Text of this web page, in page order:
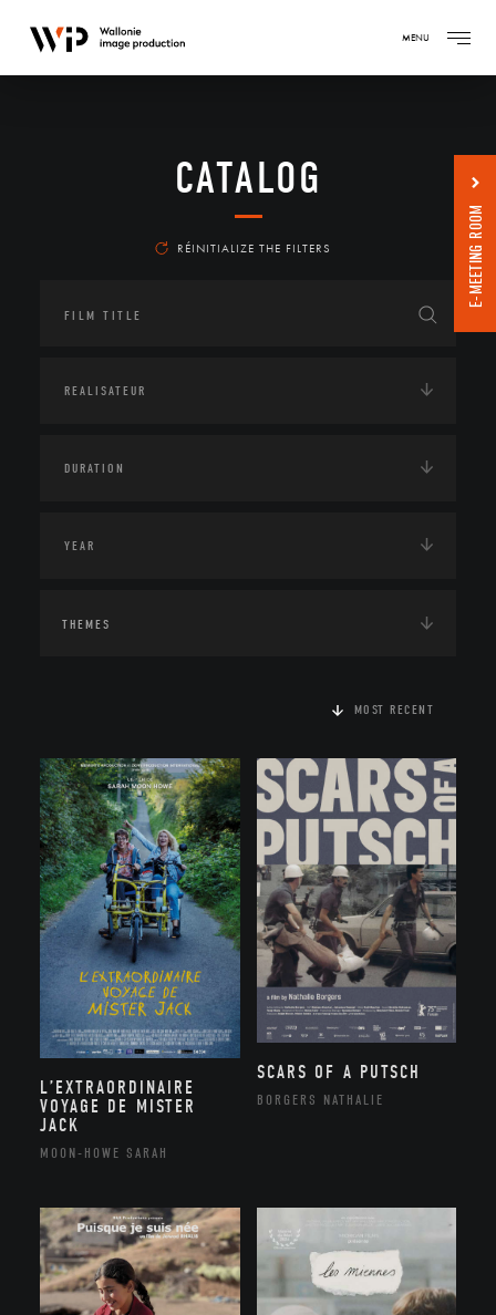
MENU
CATALOG
RÉINITIALIZE THE FILTERS
THEMES
MOST RECENT
L’EXTRAORDINAIRE
VOYAGE DE MISTER
JACK
MOON-HOWE SARAH
SCARS OF A PUTSCH
BORGERS NATHALIE
E-MEETING ROOM